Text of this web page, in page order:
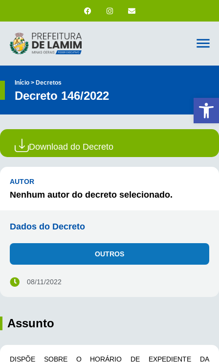
Início > Decretos
Decreto 146/2022
Download do Decreto
AUTOR
Nenhum autor do decreto selecionado.
Dados do Decreto
OUTROS
08/11/2022
Assunto
DISPÕE SOBRE O HORÁRIO DE EXPEDIENTE DA